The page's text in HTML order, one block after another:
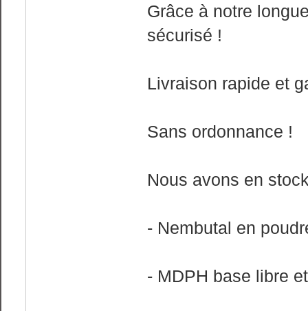
Grâce à notre
sécurisé !
Livraison rapide et
Sans ordonnance !
Nous avons en
- Nembutal en
- MDPH base libre